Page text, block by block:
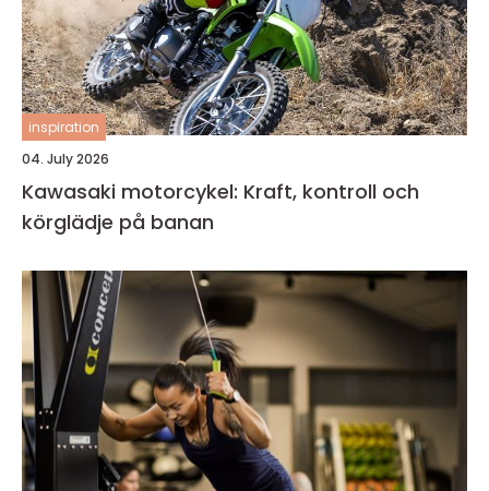
inspiration
04. July 2026
Kawasaki motorcykel: Kraft, kontroll och
körglädje på banan